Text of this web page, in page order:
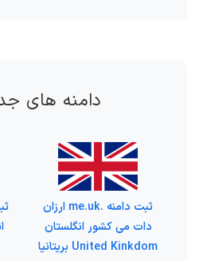
دامنه های
ثبت دامنه .me.uk ارزان
دات می کشور انگلستان
United Kinkdom بریتانیا